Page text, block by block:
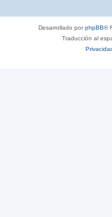
Desarrollado porphpBB®
Traducción al